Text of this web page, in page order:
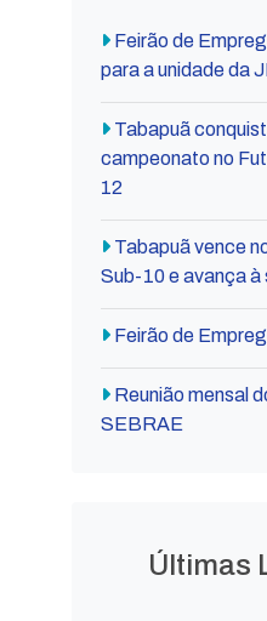
Feirão de
para a unidade da
Tabapuã
campeonato no
12
Tabapuã vence
Sub-10 e avança à
Feirão de
Reunião mensal
SEBRAE
Últimas